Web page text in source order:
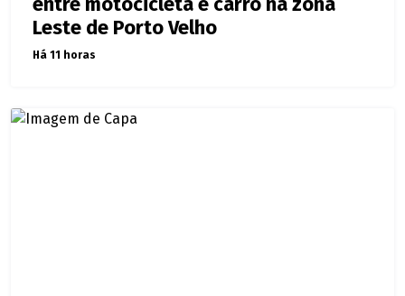
Leste de Porto Velho
Há 11 horas